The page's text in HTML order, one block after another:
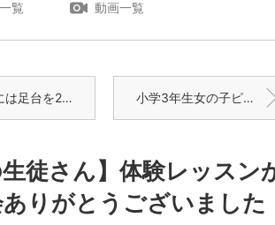
覧 動画一覧
2つ重ねてレッスン 小学3年生女の子ピアノグレード13級合格おめでとう！
生徒さん】体験レッスン
りがとうございました